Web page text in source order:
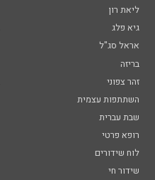
ליאת רון
גיא פלג
אראל סג"ל
בריזה
זהר צפוני
השתתפות עצמית
שבת עברית
רופא פרטי
לוח שידורים
שידור חי